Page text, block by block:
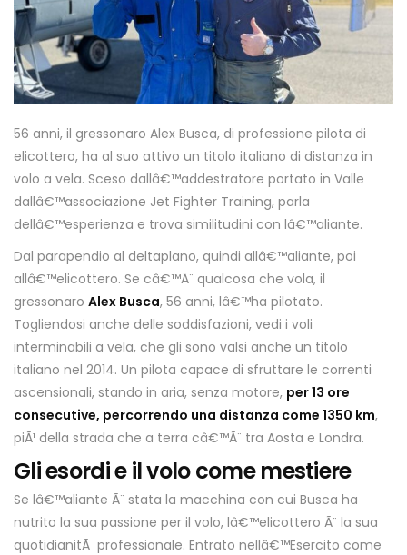
56 anni, il gressonaro Alex Busca, di professione pilota di
elicottero, ha al suo attivo un titolo italiano di distanza in
volo a vela. Sceso dallâ€™addestratore portato in Valle
dallâ€™associazione Jet Fighter Training, parla
dellâ€™esperienza e trova similitudini con lâ€™aliante.
Dal parapendio al deltaplano, quindi allâ€™aliante, poi
allâ€™elicottero. Se câ€™Ã¨ qualcosa che vola, il
gressonaro Alex Busca, 56 anni, lâ€™ha pilotato.
Togliendosi anche delle soddisfazioni, vedi i voli
interminabili a vela, che gli sono valsi anche un titolo
italiano nel 2014. Un pilota capace di sfruttare le correnti
ascensionali, stando in aria, senza motore, per 13 ore
consecutive, percorrendo una distanza come 1350 km,
piÃ¹ della strada che a terra câ€™Ã¨ tra Aosta e Londra.
Gli esordi e il volo come mestiere
Se lâ€™aliante Ã¨ stata la macchina con cui Busca ha
nutrito la sua passione per il volo, lâ€™elicottero Ã¨ la sua
quotidianitÃ professionale. Entrato nellâ€™Esercito come